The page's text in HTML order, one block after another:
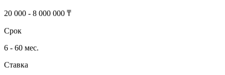
20 000 - 8 000 000 ₸
Срок
6 - 60 мес.
Ставка